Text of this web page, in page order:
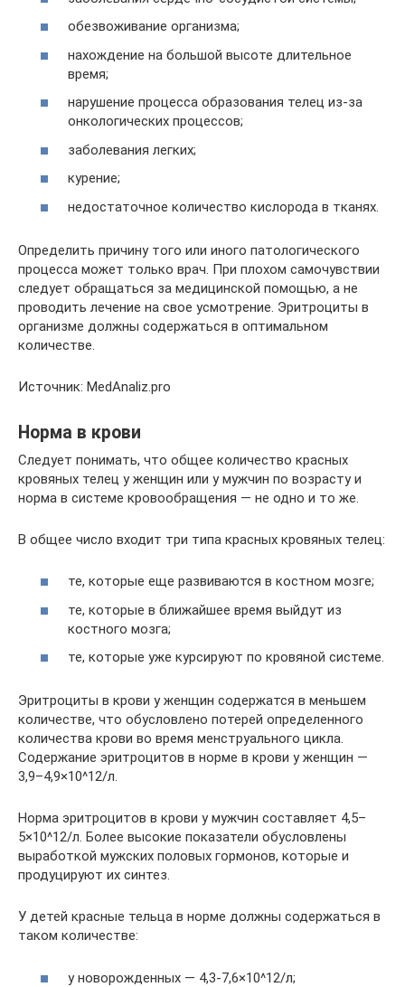
обезвоживание организма;
нахождение на большой высоте длительное
время;
нарушение процесса образования телец из-за
онкологических процессов;
заболевания легких;
курение;
недостаточное количество кислорода в тканях.
Определить причину того или иного патологического
процесса может только врач. При плохом самочувствии
следует обращаться за медицинской помощью, а не
проводить лечение на свое усмотрение. Эритроциты в
организме должны содержаться в оптимальном
количестве.
Источник: MedAnaliz.pro
Норма в крови
Следует понимать, что общее количество красных
кровяных телец у женщин или у мужчин по возрасту и
норма в системе кровообращения — не одно и то же.
В общее число входит три типа красных кровяных телец:
те, которые еще развиваются в костном мозге;
те, которые в ближайшее время выйдут из
костного мозга;
те, которые уже курсируют по кровяной системе.
Эритроциты в крови у женщин содержатся в меньшем
количестве, что обусловлено потерей определенного
количества крови во время менструального цикла.
Содержание эритроцитов в норме в крови у женщин —
3,9–4,9×10^12/л.
Норма эритроцитов в крови у мужчин составляет 4,5–
5×10^12/л. Более высокие показатели обусловлены
выработкой мужских половых гормонов, которые и
продуцируют их синтез.
У детей красные тельца в норме должны содержаться в
таком количестве:
у новорожденных — 4,3-7,6×10^12/л;